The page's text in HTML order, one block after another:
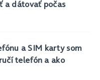
a dátovať počas
a SIM karty som
telefón a ako